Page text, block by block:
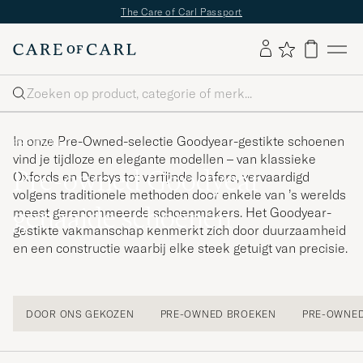
The Care of Carl Passport
Zoeken
PRE-OWNED
Pre-owned Goodyear
genaaide schoenen
In onze Pre-Owned-selectie Goodyear-gestikte schoenen
vind je tijdloze en elegante modellen – van klassieke
Oxfords en Derbys tot verfijnde loafers, vervaardigd
volgens traditionele methoden door enkele van ’s werelds
meest gerenommeerde schoenmakers. Het Goodyear-
gestikte vakmanschap kenmerkt zich door duurzaamheid
en een constructie waarbij elke steek getuigt van precisie.
DOOR ONS GEKOZEN PRE-OWNED BROEKEN PRE-